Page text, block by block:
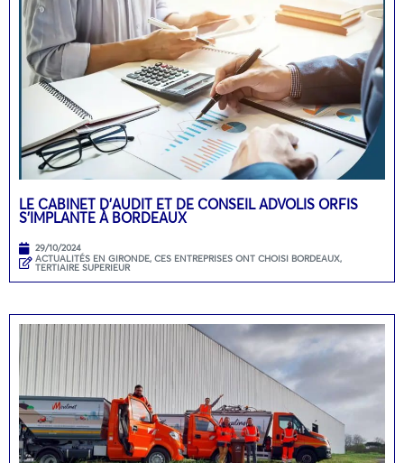
LE CABINET D’AUDIT ET DE CONSEIL ADVOLIS ORFIS
S’IMPLANTE À BORDEAUX
29/10/2024
ACTUALITÉS EN GIRONDE, CES ENTREPRISES ONT CHOISI BORDEAUX,
TERTIAIRE SUPERIEUR